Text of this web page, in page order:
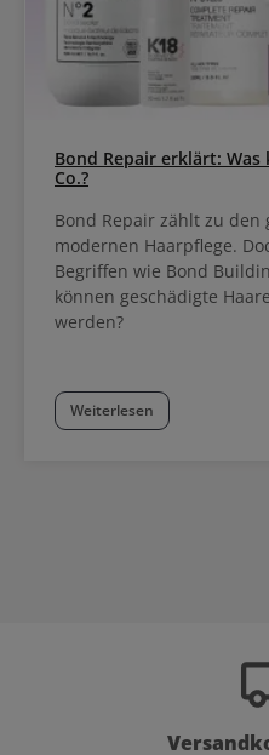
Bond Repair erklärt: Was
Co.?
Bond Repair zählt zu
modernen Haarpflege.
Begriffen wie Bond
können geschädigte
werden?
Weiterlesen